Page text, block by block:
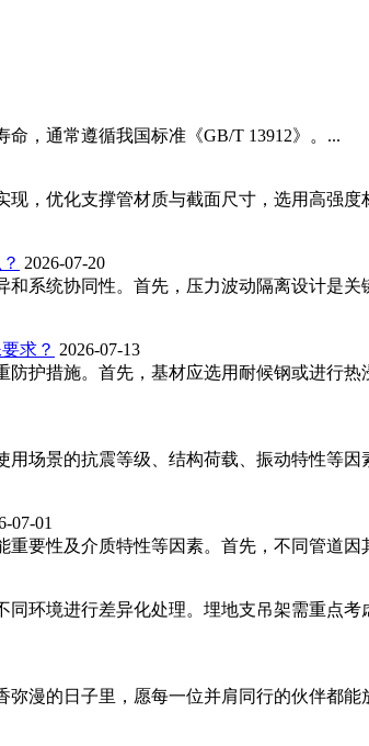
，通常遵循我国标准《GB/T 13912》。...
，优化支撑管材质与截面尺寸，选用高强
2026-07-20
系统协同性。首先，压力波动隔离设计是
求？‌ 2026-07-13
护措施。首先，基材应选用耐候钢或进行
场景的抗震等级、结构荷载、振动特性等
07-01
要性及介质特性等因素。首先，不同管道
环境进行差异化处理。埋地支吊架需重点
漫的日子里，愿每一位并肩同行的伙伴都